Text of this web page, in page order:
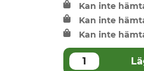
Kan inte
Kan inte
Kan inte